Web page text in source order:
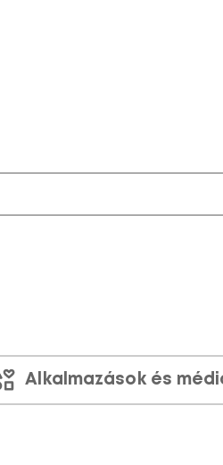
alatt
Alkalmazások és